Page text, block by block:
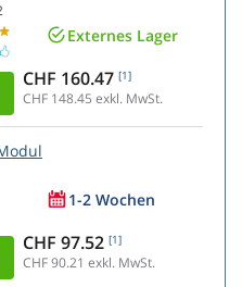
Externes Lager
CHF 160.47 [1]
CHF 148.45 exkl. MwSt.
1-2 Wochen
CHF 97.52 [1]
CHF 90.21 exkl. MwSt.